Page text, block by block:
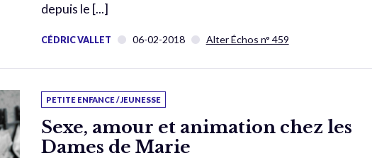
depuis le [...]
CÉDRIC VALLET 06-02-2018 Alter Échos n° 459
PETITE ENFANCE / JEUNESSE
Sexe, amour et animation chez les
Dames de Marie